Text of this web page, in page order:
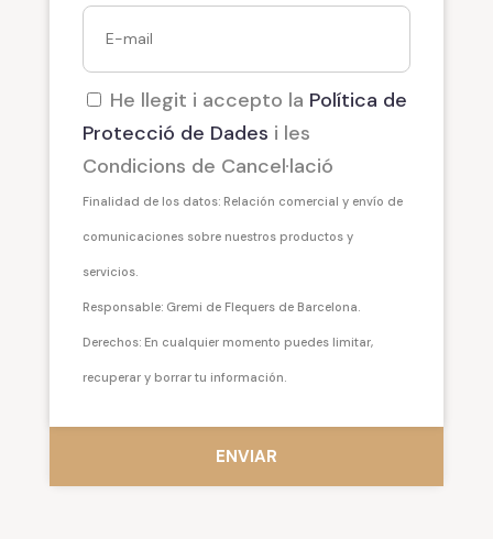
He llegit i accepto la Política de
Protecció de Dades i les
Condicions de Cancel·lació
Finalidad de los datos: Relación comercial y envío de
comunicaciones sobre nuestros productos y
servicios.
Responsable: Gremi de Flequers de Barcelona.
Derechos: En cualquier momento puedes limitar,
recuperar y borrar tu información.